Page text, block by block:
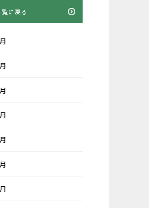
に戻る